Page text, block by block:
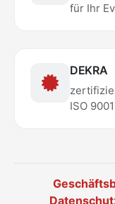
für Ihr
DEKRA
ISO 9001